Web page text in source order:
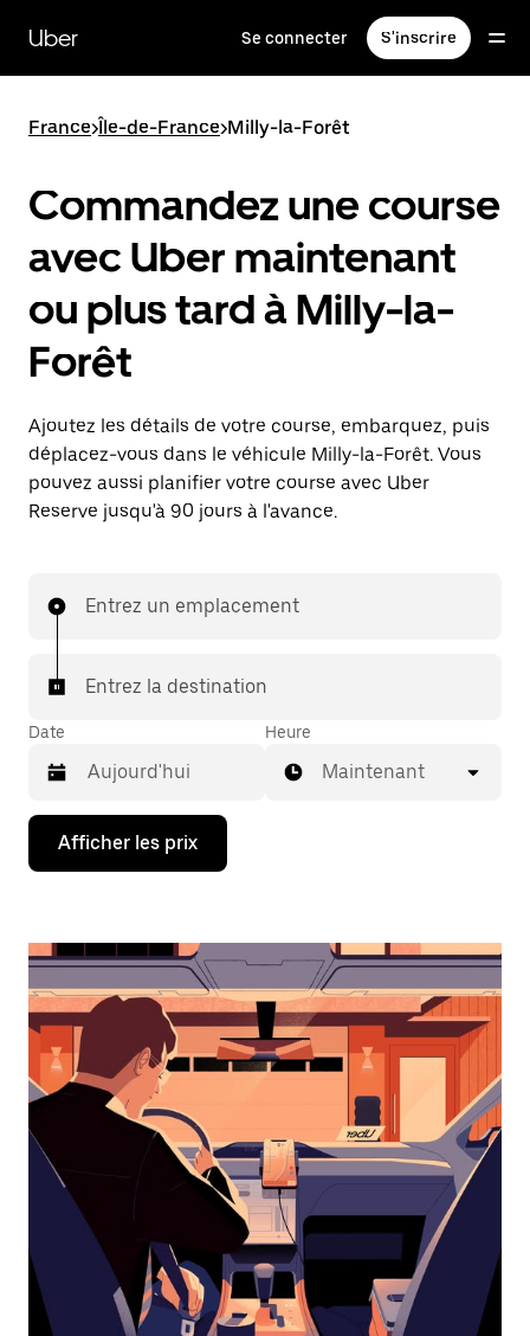
contenu
principal
Uber Se connecter S'inscrire
France>Île-de-France>Milly-la-Forêt
Commandez une course
avec Uber maintenant
ou plus tard à Milly-la-
Forêt
Ajoutez les détails de votre course, embarquez, puis
déplacez-vous dans le véhicule Milly-la-Forêt. Vous
pouvez aussi planifier votre course avec Uber
Reserve jusqu'à 90 jours à l'avance.
Entrez un emplacement
Entrez la destination
Date
Appuyez
la
bas
interagir
avec
calendrier
et
sélectionner
une
date.
Appuyez
d'échappement
pour
fermer
Heure
Maintenant
Afficher les prix